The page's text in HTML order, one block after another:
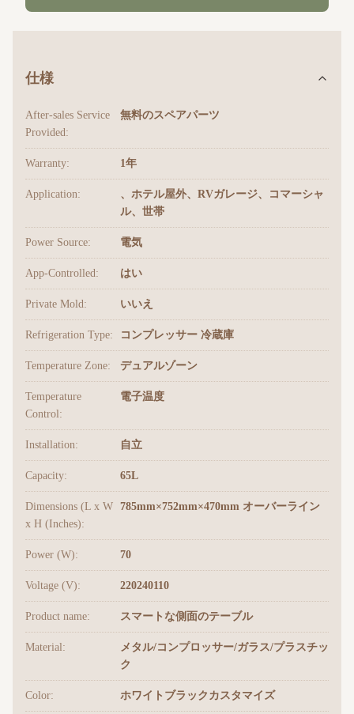
仕様
After-sales Service
Provided:
無料のスペアパーツ
Warranty: 1年
Application:
、ホテル屋外、RVガレージ、コマーシャ
ル、世帯
Power Source: 電気
App-Controlled: はい
Private Mold: いいえ
Refrigeration Type: コンプレッサー 冷蔵庫
Temperature Zone: デュアルゾーン
Temperature
Control:
電子温度
Installation: 自立
Capacity: 65L
Dimensions (L x W
x H (Inches):
785mm×752mm×470mm オーバーライン
Power (W): 70
Voltage (V): 220240110
Product name: スマートな側面のテーブル
Material:
メタル/コンプロッサー/ガラス/プラスチッ
ク
Color: ホワイトブラックカスタマイズ